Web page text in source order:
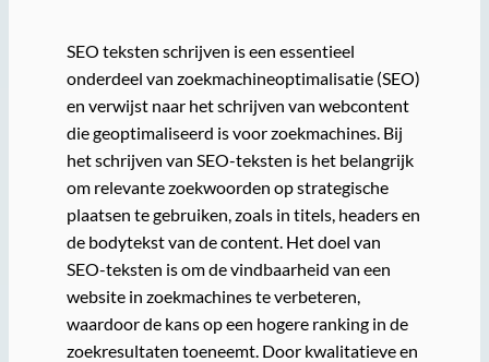
SEO teksten schrijven is een essentieel
onderdeel van zoekmachineoptimalisatie (SEO)
en verwijst naar het schrijven van webcontent
die geoptimaliseerd is voor zoekmachines. Bij
het schrijven van SEO-teksten is het belangrijk
om relevante zoekwoorden op strategische
plaatsen te gebruiken, zoals in titels, headers en
de bodytekst van de content. Het doel van
SEO-teksten is om de vindbaarheid van een
website in zoekmachines te verbeteren,
waardoor de kans op een hogere ranking in de
zoekresultaten toeneemt. Door kwalitatieve en